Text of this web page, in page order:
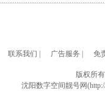
联系我们 广告服务 免
版权所
沈阳数字空间靓号网